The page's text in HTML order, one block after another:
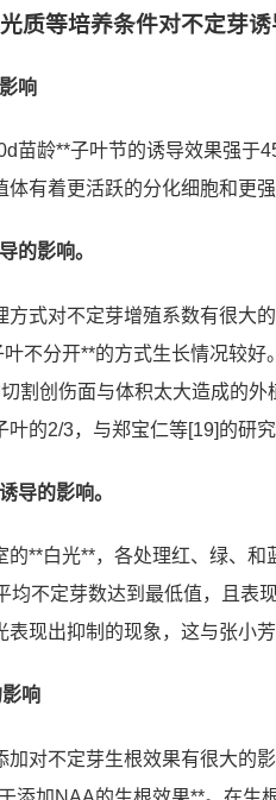
质等培养条件对不定芽
响
苗龄**子叶节的诱导效果强于
体有着更活跃的分化细胞和更
的影响。
方式对不定芽增殖系数有很大
不分开**的方式生长情况较
割创伤面与体积太大造成的
叶的2/3，与郑宝仁等[19]的研
导的影响。
的**白光**，各处理红、绿、
均不定芽数达到最低值，且表
表现出抑制的现象，这与张小
响
加对不定芽生根效果有很大的